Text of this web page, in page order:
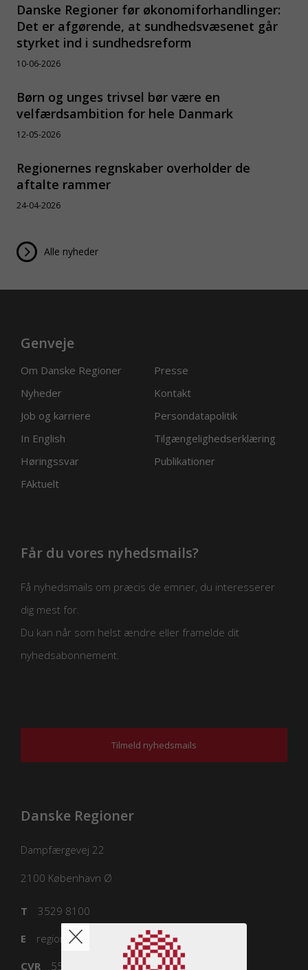
Danske Regioner før økonomiforhandlinger:
Det er afgørende, at sundhedsvæsenet går
styrket ind i sundhedsreform
10-06-2026
Børn og unges trivsel bør være en
velfærdsambition for hele Danmark
12-05-2026
Regionernes regnskaber overholder de
aftalte rammer
24-04-2026
Alle nyheder
Genveje
Om Danske Regioner
Presse
Nyheder
Kontakt
Job og karriere
Persondatapolitik
In English
Tilgængelighedserklæring
Høringssvar
Publikationer
FAktuelt
Får du vores nyhedsmails?
Få nyhedsmails om præcis de emner, du interesserer
dig mest for.
Du kan når som helst ændre eller framelde dit
nyhedsabonnement.
Tilmeld nyhedsmails
Danske Regioner
Dampfærgevej 22
2100 København Ø
3529 8100
T
regioner@regioner.dk
E
55832218
CVR